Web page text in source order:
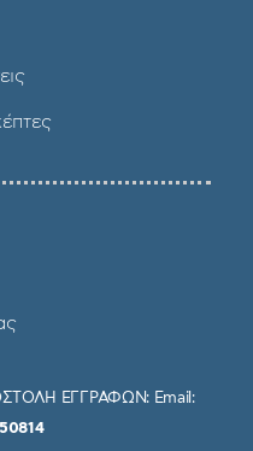
ΕΓΓΡΑΦΩΝ: Email: